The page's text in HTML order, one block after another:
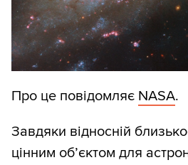
Про це повідомляє NASA.
Завдяки відносній
цінним об’єктом для